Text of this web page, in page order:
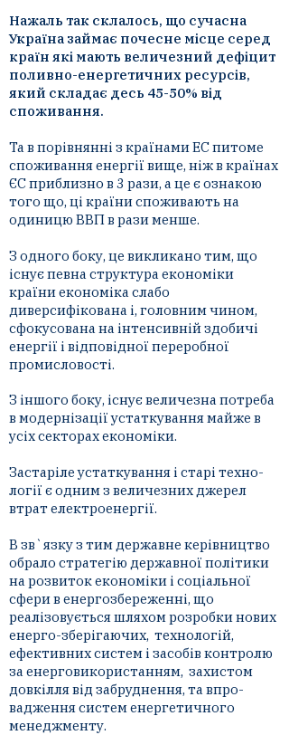
Нажаль так склалось, що сучасна
Україна займає почесне місце серед
країн які мають величезний дефіцит
поливно-енергетичних ресурсів,
який складає десь 45-50% від
споживання.
Та в порівнянні з країнами EС питоме
споживання енергії вище, ніж в країнах
ЄС приблизно в 3 рази, а це є ознакою
того що, ці країни споживають на
одиницю ВВП в рази менше.​
З одного боку, це викликано тим, що
існує певна структура економіки
країни економіка слабо
диверсифікована і, головним чином,
сфокусована на інтенсивній здобичі
енергії і відповідної переробної
промисловості.
З іншого боку, існує величезнапотреба
в модернізаціїустаткування майже в
усіх секторах економіки.
Застаріле устаткування і старі техно-
логії є одним з величезних джерел
втрат електроенергії.
В зв`язку з тим державне керівництво
обрало стратегію державної політики
на розвиток економіки і соціальної
сфери в енергозбереженні, що
реалізовується шляхом розробки нових
енерго-зберігаючих, технологій,
ефективних систем і засобів контролю
за енерговикористанням, захистом
довкілля від забруднення, та впро-
вадження систем енергетичного
менеджменту.